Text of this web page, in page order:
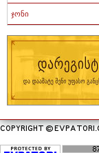
ჯონი
COPYRIGHT ©